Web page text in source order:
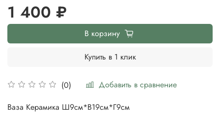
(0) Добавить в сравнение
1 400 ₽
В корзину
Купить в 1 клик
Ваза Керамика Ш9см*В19см*Г9см